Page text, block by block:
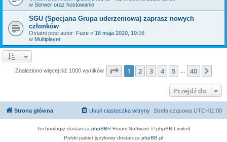
w Serwer oraz hostowanie
SGU (Specjana Grupa uderzeniowa) zaprasz nowych
członków
Ostatni post autor: Fuze « 18 maja 2020, 19:16
w Multiplayer
Znaleziono więcej niż 1000 wyników Strona z40
1 2 3 4 5 40
Przejdź do
Strona główna Strefa czasowa UTC+01:00
Usuń ciasteczka witryny
Technologię dostarcza phpBB® Forum Software © phpBB Limited
Polski pakiet językowy dostarcza phpBB.pl